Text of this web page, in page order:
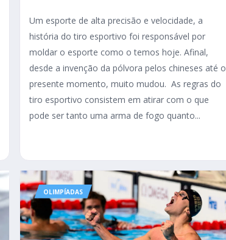
Um esporte de alta precisão e velocidade, a
história do tiro esportivo foi responsável por
moldar o esporte como o temos hoje. Afinal,
desde a invenção da pólvora pelos chineses até o
presente momento, muito mudou. As regras do
tiro esportivo consistem em atirar com o que
pode ser tanto uma arma de fogo quanto...
OLIMPÍADAS